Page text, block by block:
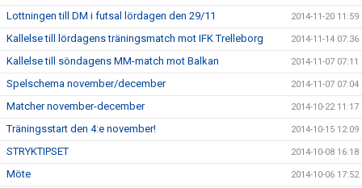
Lottningen till DM i futsal lördagen den 29/11 2014-11-20 11:59
Kallelse till lördagens träningsmatch mot IFK Trelleborg 2014-11-14 07:36
Kallelse till söndagens MM-match mot Balkan 2014-11-07 07:11
Spelschema november/december 2014-11-07 07:04
Matcher november-december 2014-10-22 11:17
Träningsstart den 4:e november! 2014-10-15 12:09
STRYKTIPSET 2014-10-08 16:18
Möte 2014-10-06 17:52